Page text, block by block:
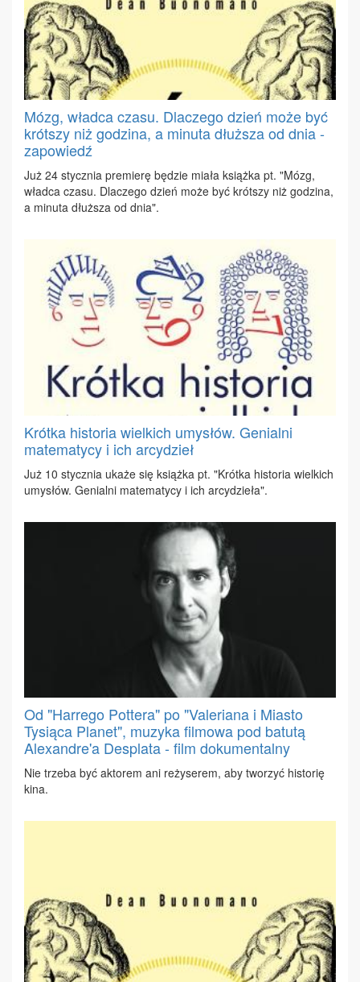
Mózg, władca czasu. Dlaczego dzień może być
krótszy niż godzina, a minuta dłuższa od dnia -
zapowiedź
Już 24 stycz­nia pre­mie­rę bę­dzie mia­ła książ­ka pt. "Mózg,
wład­ca cza­su. Dla­cze­go dzień mo­że być krót­szy niż go­dzi­na,
a mi­nu­ta dłuż­sza od dnia".
Krótka historia wielkich umysłów. Genialni
matematycy i ich arcydzieł
Już 10 stycz­nia uka­że się książ­ka pt. "Krót­ka hi­sto­ria wiel­kich
umy­słów. Ge­nial­ni ma­te­ma­ty­cy i ich ar­cy­dzie­ła".
Od "Harrego Pottera" po "Valeriana i Miasto
Tysiąca Planet", muzyka filmowa pod batutą
Alexandre'a Desplata - film dokumentalny
Nie trze­ba być ak­to­rem ani re­ży­se­rem, aby two­rzyć hi­sto­rię
ki­na.